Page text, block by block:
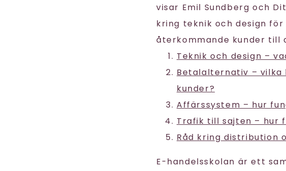
visar Emil Sundberg och
kring teknik och design
återkommande kunder till
Teknik och design –
Betalalternativ –
kunder?
Affärssystem – hur
Trafik till sajten – hur
Råd kring distribution
E-handelsskolan är ett